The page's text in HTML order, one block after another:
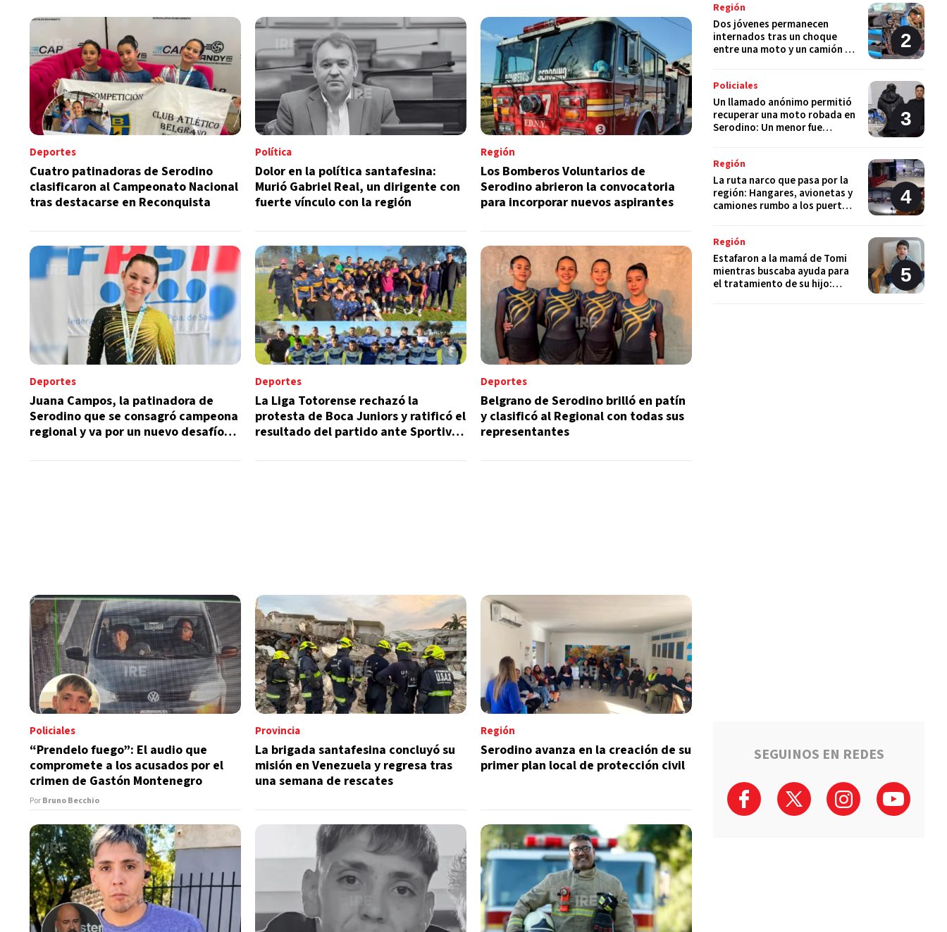
Deportes
Cuatro patinadoras de Serodino
clasificaron al Campeonato Nacional
tras destacarse en Reconquista
Política
Dolor en la política santafesina:
Murió Gabriel Real, un dirigente con
fuerte vínculo con la región
Región
Los Bomberos Voluntarios de
Serodino abrieron la convocatoria
para incorporar nuevos aspirantes
Deportes
Juana Campos, la patinadora de
Serodino que se consagró campeona
regional y va por un nuevo desafío
Deportes
La Liga Totorense rechazó la
protesta de Boca Juniors y ratificó el
resultado del partido ante Sportivo
Deportes
Belgrano de Serodino brilló en patín
y clasificó al Regional con todas sus
representantes
Policiales
“Prendelo fuego”: El audio que
compromete a los acusados por el
crimen de Gastón Montenegro
PorBruno Becchio
Provincia
La brigada santafesina concluyó su
misión en Venezuela y regresa tras
una semana de rescates
Región
Serodino avanza en la creación de su
primer plan local de protección civil
Región
Dos jóvenes permanecen
internados tras un choque
entre una moto y un camión en
Policiales
Un llamado anónimo permitió
recuperar una moto robada en
Serodino: Un menor fue
Región
La ruta narco que pasa por la
región: Hangares, avionetas y
camiones rumbo a los puertos
Región
Estafaron a la mamá de Tomi
mientras buscaba ayuda para
el tratamiento de su hijo:
SEGUINOS EN REDES